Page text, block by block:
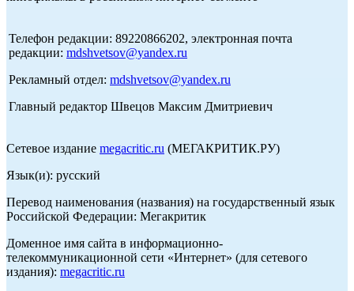
Телефон редакции: 89220866202, электронная почта
редакции: mdshvetsov@yandex.ru
Рекламный отдел: mdshvetsov@yandex.ru
Главный редактор Швецов Максим Дмитриевич
Сетевое издание megacritic.ru (МЕГАКРИТИК.РУ)
Язык(и): русский
Перевод наименования (названия) на государственный язык
Российской Федерации: Мегакритик
Доменное имя сайта в информационно-
телекоммуникационной сети «Интернет» (для сетевого
издания): megacritic.ru